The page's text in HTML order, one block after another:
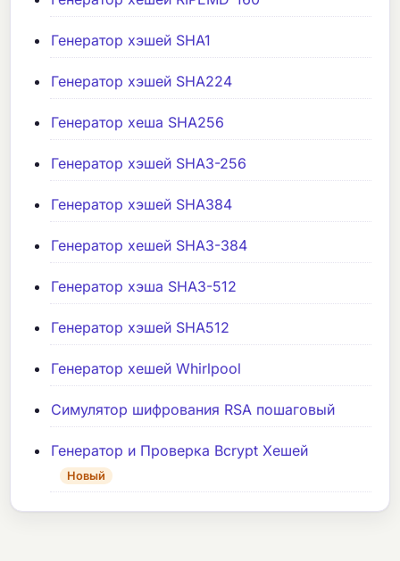
Генератор хэшей SHA1
Генератор хэшей SHA224
Генератор хеша SHA256
Генератор хэшей SHA3-256
Генератор хэшей SHA384
Генератор хешей SHA3-384
Генератор хэша SHA3-512
Генератор хэшей SHA512
Генератор хешей Whirlpool
Симулятор шифрования RSA пошаговый
Генератор и Проверка Bcrypt Хешей
Новый